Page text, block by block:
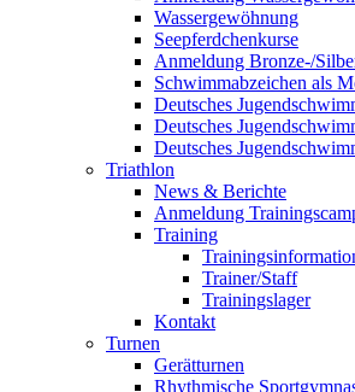
Wassergewöhnung
Seepferdchenkurse
Anmeldung Bronze-/
Schwimmabzeichen als
Deutsches
Deutsches
Deutsches
Triathlon
News & Berichte
Anmeldung
Training
Trainer/Staff
Trainingslager
Kontakt
Turnen
Gerätturnen
Rhythmische